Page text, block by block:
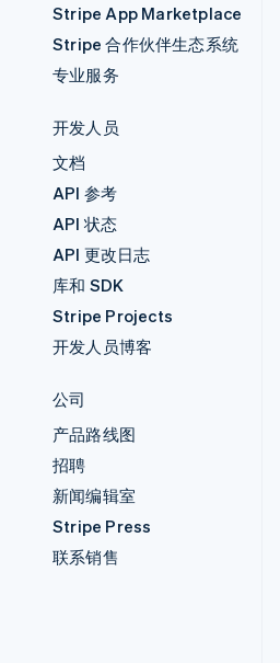
Stripe App Marketplace
Stripe 合作伙伴生态系统
专业服务
开发人员
文档
API 参考
API 状态
API 更改日志
库和 SDK
Stripe Projects
开发人员博客
公司
产品路线图
招聘
新闻编辑室
Stripe Press
联系销售